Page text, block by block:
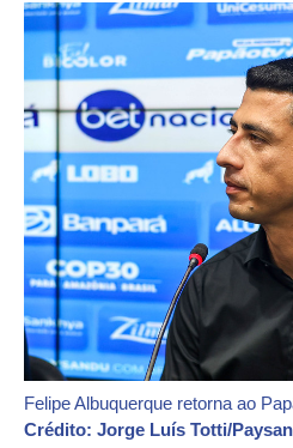
Felipe Albuquerque retorna ao
Crédito: Jorge Luís Totti/